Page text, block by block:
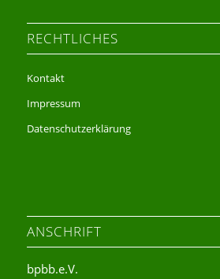
RECHTLICHES
Kontakt
Impressum
Datenschutzerklärung
ANSCHRIFT
bpbb.e.V.